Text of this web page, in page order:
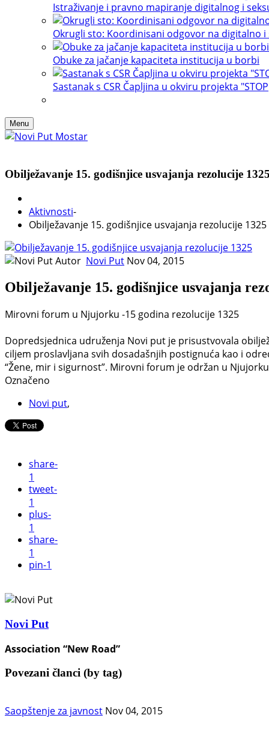
Istraživanje i pravno mapiranje digitalnog i
Okrugli sto: Koordinisani odgovor na digitalno i
Obuke za jačanje kapaciteta institucija u borbi
Sastanak s CSR Čapljina u okviru projekta "STOP
Menu
Obilježavanje 15. godišnjice usvajanja rezolucije
Aktivnosti-
Obilježavanje 15. godišnjice usvajanja rezolucije 1325
Autor Novi Put Nov 04, 2015
Obilježavanje 15. godišnjice usvajanja
Mirovni forum u Njujorku -15 godina rezolucije 1325
Dopredsjednica udruženja Novi put je prisustvovala
ciljem proslavljana svih dosadašnjih postignuća kao i
“Žene, mir i sigurnost”. Mirovni forum je održan u
Označeno
Novi put,
share-
1
tweet-
1
plus-
1
share-
1
pin-1
Novi Put
Association “New Road”
Povezani članci (by tag)
Saopštenje za javnost Nov 04, 2015